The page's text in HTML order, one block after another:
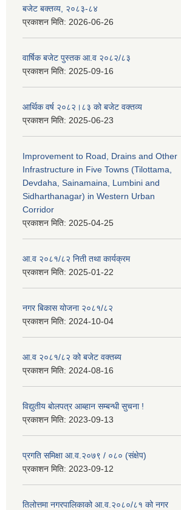
बजेट बक्तव्य, २०८३-८४
प्रकाशन मिति: 2026-06-26
वार्षिक बजेट पुस्तक आ.व २०८२/८३
प्रकाशन मिति: 2025-09-16
आर्थिक वर्ष २०८२।८३ को बजेट वक्तव्य
प्रकाशन मिति: 2025-06-23
Improvement to Road, Drains and Other
Infrastructure in Five Towns (Tilottama,
Devdaha, Sainamaina, Lumbini and
Sidharthanagar) in Western Urban
Corridor
प्रकाशन मिति: 2025-04-25
आ.व २०८१/८२ निती तथा कार्यक्रम
प्रकाशन मिति: 2025-01-22
नगर बिकास योजना २०८१/८२
प्रकाशन मिति: 2024-10-04
आ.व २०८१/८२ को बजेट वक्तब्य
प्रकाशन मिति: 2024-08-16
विद्युतीय बोलपत्र आब्हान सम्बन्धी सुचना !
प्रकाशन मिति: 2023-09-13
प्रगति समिक्षा आ.व.२०७९ / ०८० (संक्षेप)
प्रकाशन मिति: 2023-09-12
तिलोत्तमा नगरपालिकाको आ.व.२०८०/८१ को नगर